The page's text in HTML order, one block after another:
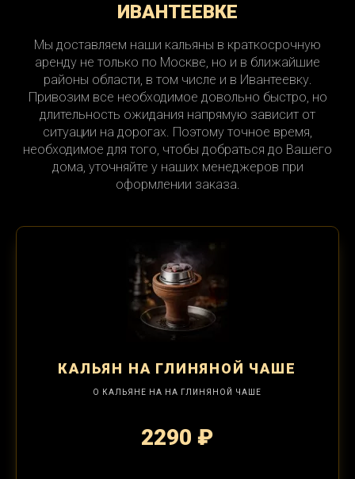
ИВАНТЕЕВКЕ
Мы доставляем наши кальяны в краткосрочную
аренду не только по Москве, но и в ближайшие
районы области, в том числе и в Ивантеевку.
Привозим все необходимое довольно быстро, но
длительность ожидания напрямую зависит от
ситуации на дорогах. Поэтому точное время,
необходимое для того, чтобы добраться до Вашего
дома, уточняйте у наших менеджеров при
оформлении заказа.
КАЛЬЯН НА ГЛИНЯНОЙ ЧАШЕ
О КАЛЬЯНЕ НА НА ГЛИНЯНОЙ ЧАШЕ
2290 ₽